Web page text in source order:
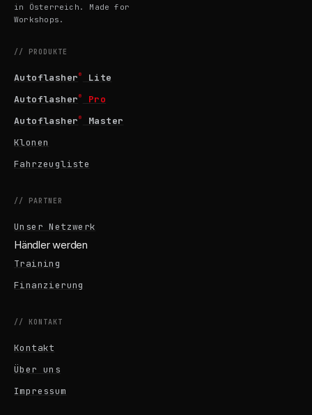
in Österreich. Made for
Workshops.
// PRODUKTE
Autoflasher ®
Lite
Autoflasher ®
Pro
Autoflasher ®
Master
Klonen
Fahrzeugliste
// PARTNER
Unser Netzwerk
Händler werden
Training
Finanzierung
// KONTAKT
Kontakt
Über uns
Impressum